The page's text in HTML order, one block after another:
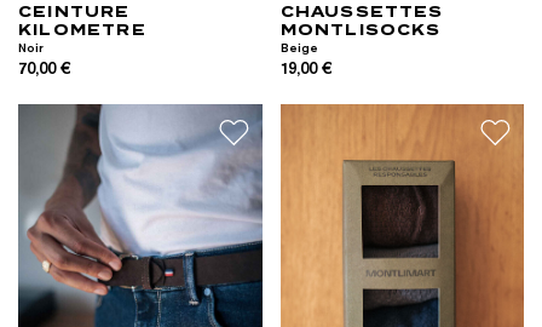
CEINTURE
KILOMETRE
Noir
70,00 €
CHAUSSETTES
MONTLISOCKS
Beige
19,00 €